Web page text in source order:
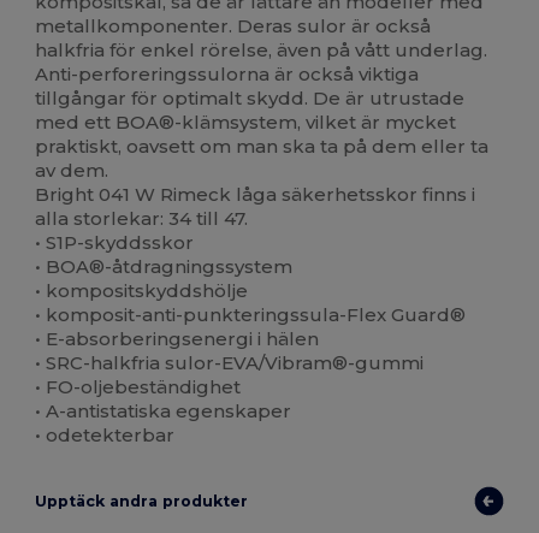
metallkomponenter. Deras sulor är också
halkfria för enkel rörelse, även på vått underlag.
Anti-perforeringssulorna är också viktiga
tillgångar för optimalt skydd. De är utrustade
med ett BOA®-klämsystem, vilket är mycket
praktiskt, oavsett om man ska ta på dem eller ta
av dem.
Bright 041 W Rimeck låga säkerhetsskor finns i
alla storlekar: 34 till 47.
• S1P-skyddsskor
• BOA®-åtdragningssystem
• kompositskyddshölje
• komposit-anti-punkteringssula-Flex Guard®
• E-absorberingsenergi i hälen
• SRC-halkfria sulor-EVA/Vibram®-gummi
• FO-oljebeständighet
• A-antistatiska egenskaper
• odetekterbar
Upptäck andra produkter